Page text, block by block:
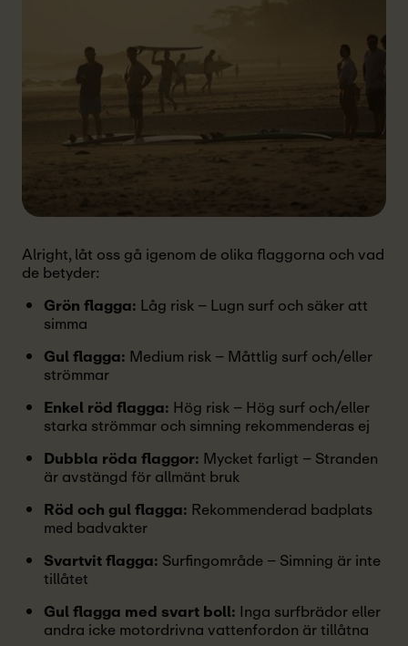
Alright, låt oss gå igenom de olika flaggorna och vad
de betyder:
Grön flagga: Låg risk – Lugn surf och säker att
simma
Gul flagga: Medium risk – Måttlig surf och/eller
strömmar
Enkel röd flagga: Hög risk – Hög surf och/eller
starka strömmar och simning rekommenderas ej
Dubbla röda flaggor: Mycket farligt – Stranden
är avstängd för allmänt bruk
Röd och gul flagga: Rekommenderad badplats
med badvakter
Svartvit flagga: Surfingområde – Simning är inte
tillåtet
Gul flagga med svart boll: Inga surfbrädor eller
andra icke motordrivna vattenfordon är tillåtna